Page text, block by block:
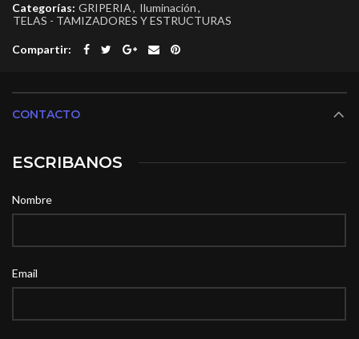
Categorías: GRIPERIA, Iluminación,
TELAS - TAMIZADORES Y ESTRUCTURAS
Compartir
CONTACTO
ESCRIBANOS
Nombre
Email